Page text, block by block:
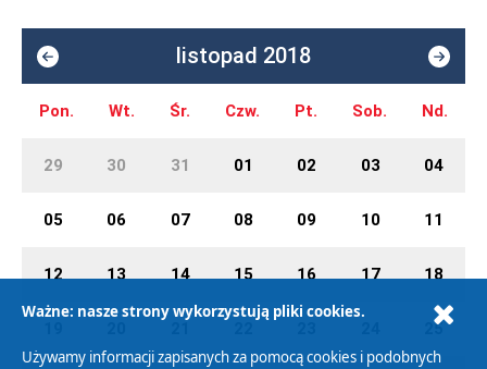
listopad 2018
Pon. Wt. Śr. Czw. Pt. Sob. Nd.
29 30 31 01 02 03 04
05 06 07 08 09 10 11
12 13 14 15 16 17 18
25
Ważne: nasze strony wykorzystują pliki cookies.
Używamy informacji zapisanych za pomocą cookies i podobnych